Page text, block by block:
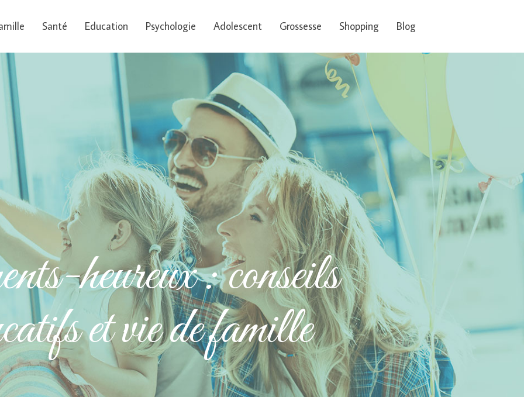
Santé Education Psychologie Adolescent Grossesse Shopping Blog
heureux : conseils
et vie de famille